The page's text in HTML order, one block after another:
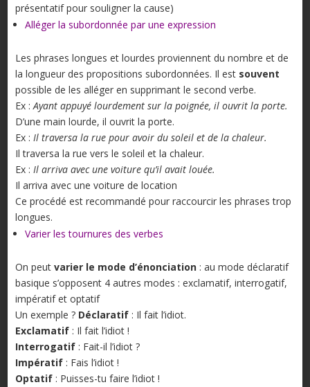
présentatif pour souligner la cause)
Alléger la subordonnée par une expression
Les phrases longues et lourdes proviennent du nombre et de
la longueur des propositions subordonnées. Il est souvent
possible de les alléger en supprimant le second verbe.
Ex :Ayant appuyé lourdement sur la poignée, il ouvrit la porte.
D’une main lourde, il ouvrit la porte.
Ex : Il traversa la rue pour avoir du soleil et de la chaleur.
Il traversa la rue vers le soleil et la chaleur.
Ex : Il arriva avec une voiture qu’il avait louée.
Il arriva avec une voiture de location
Ce procédé est recommandé pour raccourcir les phrases trop
longues.
Varier les tournures des verbes
On peut varier le mode d’énonciation: au mode déclaratif
basique s’opposent 4 autres modes : exclamatif, interrogatif,
impératif et optatif
Un exemple ? Déclaratif : Il fait l’idiot.
Exclamatif : Il fait l’idiot !
Interrogatif : Fait-il l’idiot ?
Impératif : Fais l’idiot !
Optatif : Puisses-tu faire l’idiot !